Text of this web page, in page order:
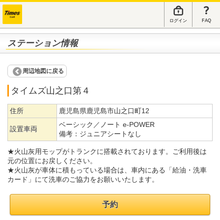
ログイン FAQ
ステーション情報
周辺地図に戻る
タイムズ山之口第４
住所 鹿児島県鹿児島市山之口町12
設置車両
ベーシック／ノート e-POWER
備考： ジュニアシートなし
★火山灰用モップがトランクに搭載されております。ご利用後は
元の位置にお戻しください。
★火山灰が車体に積もっている場合は、車内にある「給油・洗車
カード」にて洗車のご協力をお願いいたします。
予約